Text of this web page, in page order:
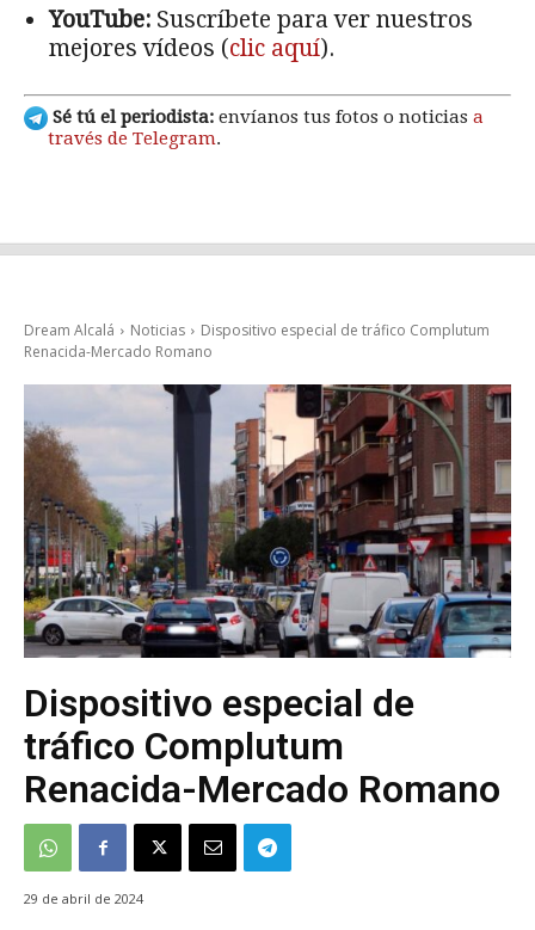
YouTube: Suscríbete para ver nuestros
mejores vídeos (clic aquí).
Sé tú el periodista: envíanos tus fotos o noticias a
través de Telegram.